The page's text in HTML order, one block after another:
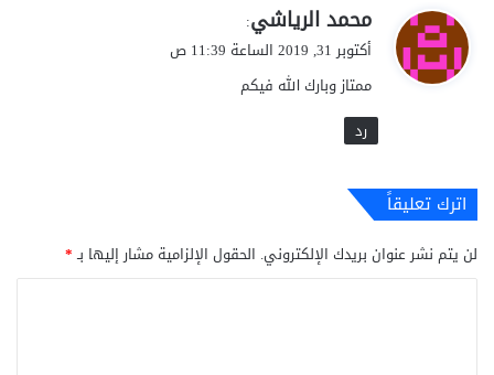
ي
ق
ل
محمد الرياشي:
أكتوبر 31, 2019 الساعة 11:39 ص
ممتاز وبارك الله فيكم
رد
اترك تعليقاً
لن يتم نشر عنوان بريدك الإلكتروني. الحقول الإلزامية مشار إليها بـ*